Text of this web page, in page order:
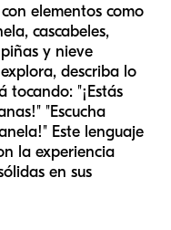
elementos como
cascabeles,
y nieve
describa lo
tocando: "¡Estás
"Escucha
Este lenguaje
la experiencia
en sus